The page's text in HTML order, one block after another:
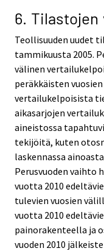
6.
Teollisuuden uudet
tammikuusta 2005.
välinen
peräkkäisten
vertailukelpoisista
aikasarjojen
aineistossa
tekijöitä, kuten
laskennassa
Perusvuoden vaihto
vuotta 2010
tulevien vuosien
vuotta 2010
painorakenteella ja
vuoden 2010